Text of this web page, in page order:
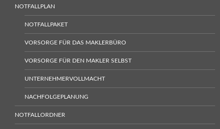
NOTFALLPLAN
NOTFALLPAKET
VORSORGE FÜR DAS MAKLERBÜRO
VORSORGE FÜR DEN MAKLER SELBST
UNTERNEHMERVOLLMACHT
NACHFOLGEPLANUNG
NOTFALLORDNER